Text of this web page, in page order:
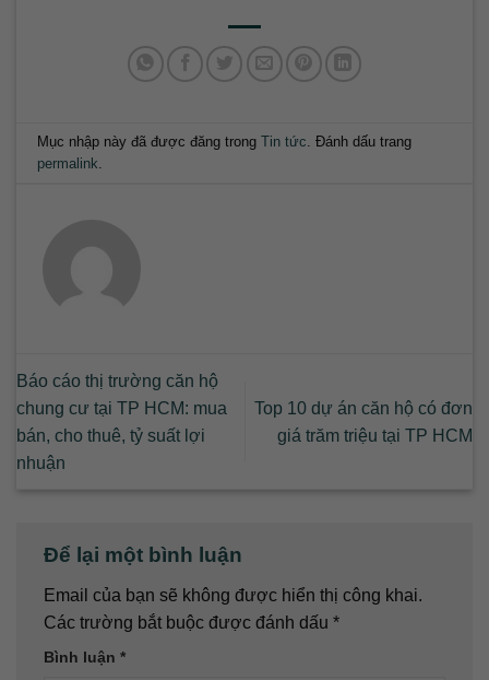
Mục nhập này đã được đăng trongTin tức . Đánh dấu trang
permalink
Báo cáo thị trường căn hộ
chung cư tại TP HCM: mua
bán, cho thuê, tỷ suất lợi
nhuận
Top 10 dự án căn hộ có đơn
giá trăm triệu tại TP HCM
Để lại một bình luận
Email của bạn sẽ không được hiển thị công khai.
Các trường bắt buộc được đánh dấu *
Bình luận *